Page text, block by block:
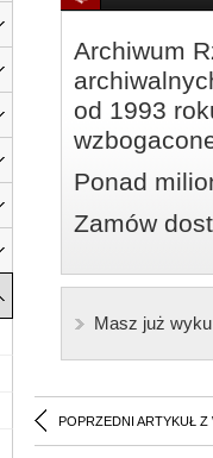
Archiwum
od 1993
Ponad
Zamów
Masz już
POPRZEDNI ARTYKUŁ Z